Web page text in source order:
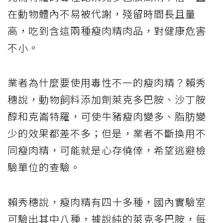
在動物體內不易被代謝，殘留時間長且量
高，吃到含這兩種瘦肉精肉品，對健康危害
不小。
業者為什麼要使用毒性不一的瘦肉精？賴秀
穗說，動物飼料添加劑萊克多巴胺、沙丁胺
醇和克崙特羅，可使牛豬瘦肉變多、脂肪變
少的效果都差不多；但是，業者不斷換用不
同瘦肉精，可能就是心存僥倖，希望逃避檢
驗單位的查驗。
賴秀穗說，瘦肉精有四十多種，國內實驗室
可驗出其中八種，據說純的萊克多巴胺，每